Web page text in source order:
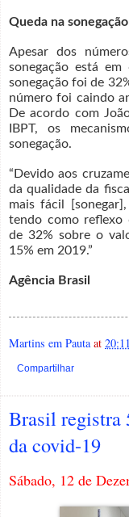
Queda na sonegação
Apesar dos
sonegação está
sonegação foi de
número foi caindo
De acordo com
IBPT, os
sonegação.
“Devido aos
da qualidade da
mais fácil
tendo como reflexo
de 32% sobre o
15% em 2019.”
Agência Brasil
Martins em Pauta at
Compartilhar
Brasil registra
da covid-19
Sábado, 12 de